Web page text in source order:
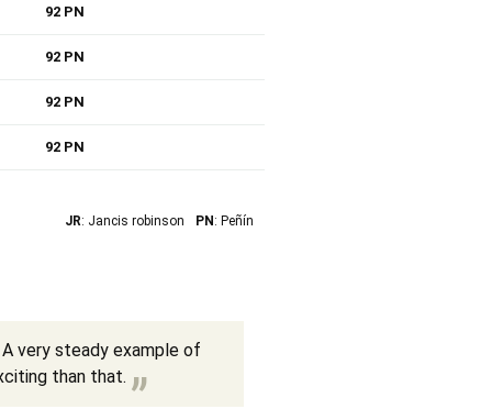
92 PN
92 PN
92 PN
92 PN
JR: Jancis robinson PN : Peñín
very steady example of
than that.